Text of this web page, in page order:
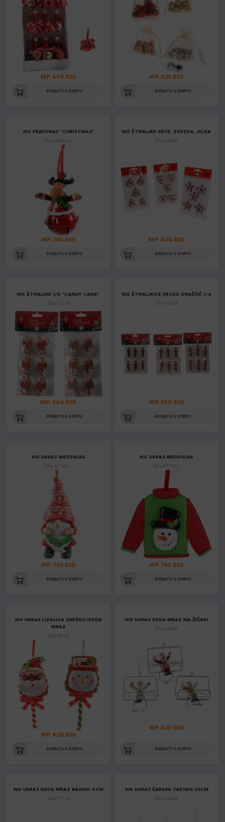
MP: 698 RSD
DODAJTE U KORPU
MP: 425 RSD
DODAJTE U KORPU
NG PRAPORAC "CHRISTMAS"
Šifra: 38463_1
MP: 380 RSD
DODAJTE U KORPU
NG ŠTIPALJKE SRCE, ZVEZDA, JELKA
Šifra: 94584
MP: 400 RSD
DODAJTE U KORPU
NG ŠTIPALJKE 1/6 "CANDY CANE"
Šifra: 72143
MP: 460 RSD
DODAJTE U KORPU
NG ŠTIPALJKICE KRCKO ORAŠČIĆ 1/6
Šifra: 72099
MP: 390 RSD
DODAJTE U KORPU
NG UKRAS MEDENJAK
Šifra: 67740_1
MP: 765 RSD
DODAJTE U KORPU
NG UKRAS MEDENJAK
Šifra: 67740_2
MP: 765 RSD
DODAJTE U KORPU
NG UKRAS LIZALICA SNEŠKO/DEDA
MRAZ
Šifra: 90703
MP: 420 RSD
DODAJTE U KORPU
NG UKRAS DEDA MRAZ NA ŽIČARI
Šifra: 94534
MP: 630 RSD
DODAJTE U KORPU
NG UKRAS DEDA MRAZ BAGNO 6CM
Šifra: 77124
NG UKRAS ČARAPA TARTAN 23CM
Šifra: 53265